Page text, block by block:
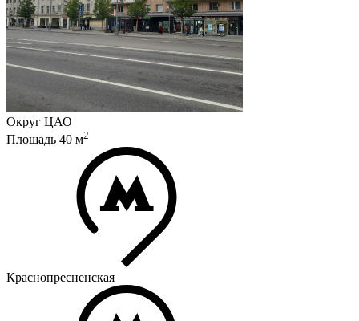
Округ ЦАО
Площадь 40 м2
Краснопресненская